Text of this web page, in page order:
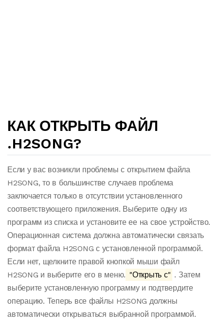
КАК ОТКРЫТЬ ФАЙЛ
.H2SONG?
Если у вас возникли проблемы с открытием файла
H2SONG, то в большинстве случаев проблема
заключается только в отсутствии установленного
соответствующего приложения. Выберите одну из
программ из списка и установите ее на свое устройство.
Операционная система должна автоматически связать
формат файла H2SONG с установленной программой.
Если нет, щелкните правой кнопкой мыши файл
H2SONG и выберите его в меню. "Открыть с" . Затем
выберите установленную программу и подтвердите
операцию. Теперь все файлы H2SONG должны
автоматически открываться выбранной программой.